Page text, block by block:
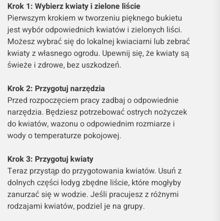
Krok 1: Wybierz kwiaty i zielone liście
Pierwszym krokiem w tworzeniu pięknego bukietu
jest wybór odpowiednich kwiatów i zielonych liści.
Możesz wybrać się do lokalnej kwiaciarni lub zebrać
kwiaty z własnego ogrodu. Upewnij się, że kwiaty są
świeże i zdrowe, bez uszkodzeń.
Krok 2: Przygotuj narzędzia
Przed rozpoczęciem pracy zadbaj o odpowiednie
narzędzia. Będziesz potrzebować ostrych nożyczek
do kwiatów, wazonu o odpowiednim rozmiarze i
wody o temperaturze pokojowej.
Krok 3: Przygotuj kwiaty
Teraz przystąp do przygotowania kwiatów. Usuń z
dolnych części łodyg zbędne liście, które mogłyby
zanurzać się w wodzie. Jeśli pracujesz z różnymi
rodzajami kwiatów, podziel je na grupy.